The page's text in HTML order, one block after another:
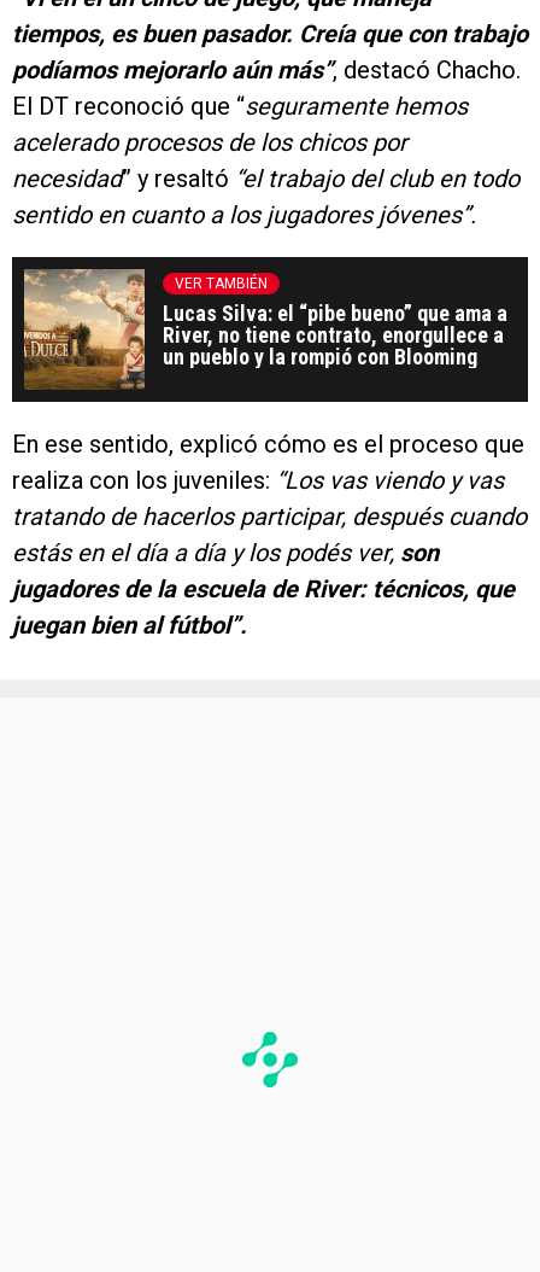
tiempos, es buen pasador. Creía que con trabajo
podíamos mejorarlo aún más”, destacó Chacho.
El DT reconoció que “seguramente hemos
acelerado procesos de los chicos por
necesidad” y resaltó “el trabajo del club en todo
sentido en cuanto a los jugadores jóvenes”.
VER TAMBIÉN
Lucas Silva: el “pibe bueno” que ama a
River, no tiene contrato, enorgullece a
un pueblo y la rompió con Blooming
En ese sentido, explicó cómo es el proceso que
realiza con los juveniles: “Los vas viendo y vas
tratando de hacerlos participar, después cuando
estás en el día a día y los podés ver, son
jugadores de la escuela de River: técnicos, que
juegan bien al fútbol”.